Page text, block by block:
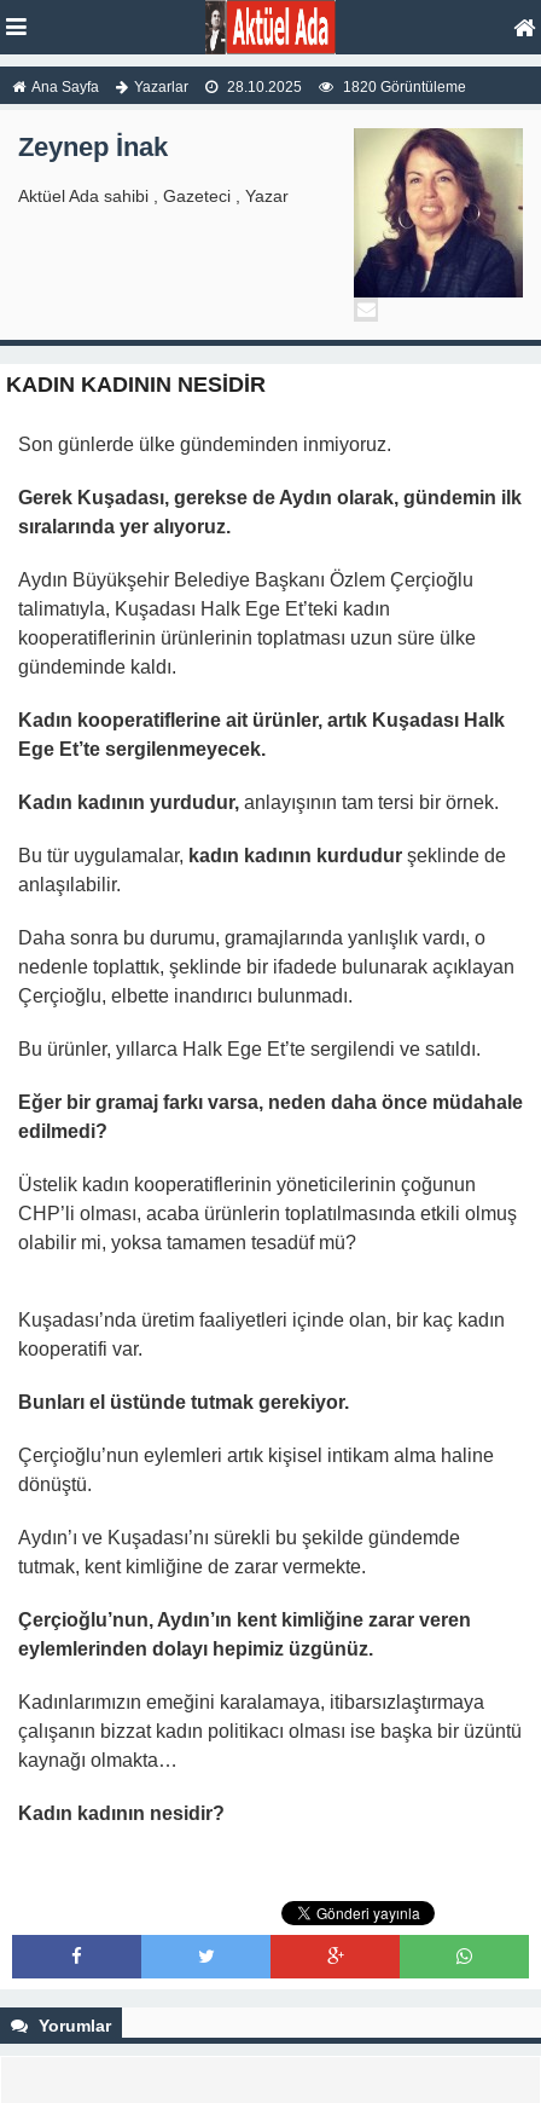
Ana Sayfa Yazarlar 28.10.2025 1820 Görüntüleme
Zeynep İnak
Aktüel Ada sahibi , Gazeteci , Yazar
KADIN KADININ NESİDİR
Son günlerde ülke gündeminden inmiyoruz.
Gerek Kuşadası, gerekse de Aydın olarak, gündemin ilk
sıralarında yer alıyoruz.
Aydın Büyükşehir Belediye Başkanı Özlem Çerçioğlu
talimatıyla, Kuşadası Halk Ege Et’teki kadın
kooperatiflerinin ürünlerinin toplatması uzun süre ülke
gündeminde kaldı.
Kadın kooperatiflerine ait ürünler, artık Kuşadası Halk
Ege Et’te sergilenmeyecek.
Kadın kadının yurdudur, anlayışının tam tersi bir örnek.
Bu tür uygulamalar, kadın kadının kurdudur şeklinde de
anlaşılabilir.
Daha sonra bu durumu, gramajlarında yanlışlık vardı, o
nedenle toplattık, şeklinde bir ifadede bulunarak açıklayan
Çerçioğlu, elbette inandırıcı bulunmadı.
Bu ürünler, yıllarca Halk Ege Et’te sergilendi ve satıldı.
Eğer bir gramaj farkı varsa, neden daha önce müdahale
edilmedi?
Üstelik kadın kooperatiflerinin yöneticilerinin çoğunun
CHP’li olması, acaba ürünlerin toplatılmasında etkili olmuş
olabilir mi, yoksa tamamen tesadüf mü?
Kuşadası’nda üretim faaliyetleri içinde olan, bir kaç kadın
kooperatifi var.
Bunları el üstünde tutmak gerekiyor.
Çerçioğlu’nun eylemleri artık kişisel intikam alma haline
dönüştü.
Aydın’ı ve Kuşadası’nı sürekli bu şekilde gündemde
tutmak, kent kimliğine de zarar vermekte.
Çerçioğlu’nun, Aydın’ın kent kimliğine zarar veren
eylemlerinden dolayı hepimiz üzgünüz.
Kadınlarımızın emeğini karalamaya, itibarsızlaştırmaya
çalışanın bizzat kadın politikacı olması ise başka bir üzüntü
kaynağı olmakta…
Kadın kadının nesidir?
Yorumlar